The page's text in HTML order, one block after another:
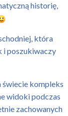
historię,
która
i poszukiwaczy
świecie kompleks
widoki podczas
zachowanych